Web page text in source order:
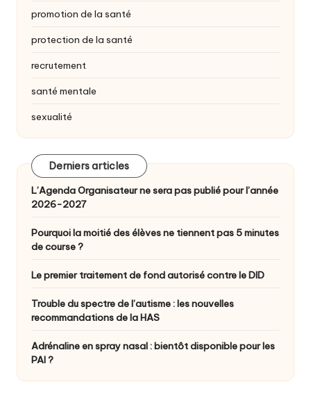
promotion de la santé
protection de la santé
recrutement
santé mentale
sexualité
Derniers articles
L’Agenda Organisateur ne sera pas publié pour l’année
2026-2027
Pourquoi la moitié des élèves ne tiennent pas 5 minutes
de course ?
Le premier traitement de fond autorisé contre le DID
Trouble du spectre de l’autisme : les nouvelles
recommandations de la HAS
Adrénaline en spray nasal : bientôt disponible pour les
PAI ?